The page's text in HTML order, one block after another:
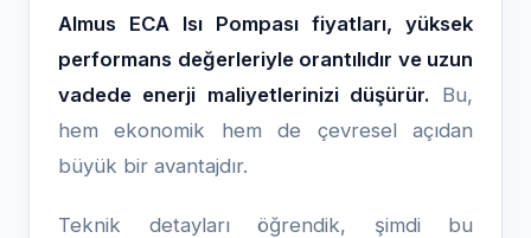
Almus ECA Isı Pompası fiyatları, yüksek
performans değerleriyle orantılıdır ve uzun
vadede enerji maliyetlerinizi düşürür. Bu,
hem ekonomik hem de çevresel açıdan
büyük bir avantajdır.
Teknik detayları öğrendik, şimdi bu